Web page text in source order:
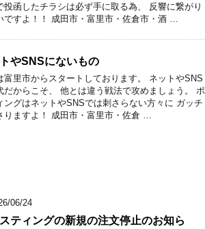
投函したチラシは必ず手に取る為、 反響に繋がり
ですよ！！ 成田市・富里市・佐倉市・酒 …
やSNSにないもの
富里市からスタートしております。 ネットやSNS
だからこそ、 他とは違う戦法で攻めましょう。 ポ
ングはネットやSNSでは刺さらない方々に ガッチ
りますよ！ 成田市・富里市・佐倉 …
06/24
ティングの新規の注文停止のお知ら